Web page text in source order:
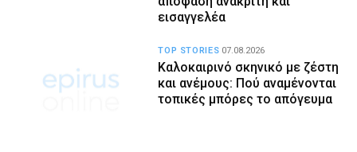
εισαγγελέα
Καλοκαιρινό σκηνικό με ζέστη
και ανέμους: Πού αναμένονται
τοπικές μπόρες το απόγευμα
TOP STORIES 07.08.2026